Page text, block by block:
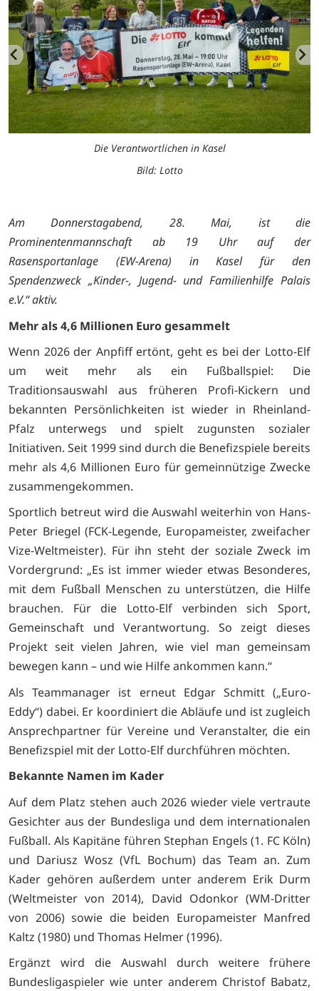
Die Verantwortlichen in Kasel
Bild: Lotto
Am Donnerstagabend, 28. Mai, ist die
Prominentenmannschaft ab 19 Uhr auf der
Rasensportanlage (EW-Arena) in Kasel für den
Spendenzweck „Kinder-, Jugend- und Familienhilfe Palais
e.V.“ aktiv.
Mehr als 4,6 Millionen Euro gesammelt
Wenn 2026 der Anpfiff ertönt, geht es bei der Lotto-Elf
um weit mehr als ein Fußballspiel: Die
Traditionsauswahl aus früheren Profi-Kickern und
bekannten Persönlichkeiten ist wieder in Rheinland-
Pfalz unterwegs und spielt zugunsten sozialer
Initiativen. Seit 1999 sind durch die Benefizspiele bereits
mehr als 4,6 Millionen Euro für gemeinnützige Zwecke
zusammengekommen.
Sportlich betreut wird die Auswahl weiterhin von Hans-
Peter Briegel (FCK-Legende, Europameister, zweifacher
Vize-Weltmeister). Für ihn steht der soziale Zweck im
Vordergrund: „Es ist immer wieder etwas Besonderes,
mit dem Fußball Menschen zu unterstützen, die Hilfe
brauchen. Für die Lotto-Elf verbinden sich Sport,
Gemeinschaft und Verantwortung. So zeigt dieses
Projekt seit vielen Jahren, wie viel man gemeinsam
bewegen kann – und wie Hilfe ankommen kann.“
Als Teammanager ist erneut Edgar Schmitt („Euro-
Eddy“) dabei. Er koordiniert die Abläufe und ist zugleich
Ansprechpartner für Vereine und Veranstalter, die ein
Benefizspiel mit der Lotto-Elf durchführen möchten.
Bekannte Namen im Kader
Auf dem Platz stehen auch 2026 wieder viele vertraute
Gesichter aus der Bundesliga und dem internationalen
Fußball. Als Kapitäne führen Stephan Engels (1. FC Köln)
und Dariusz Wosz (VfL Bochum) das Team an. Zum
Kader gehören außerdem unter anderem Erik Durm
(Weltmeister von 2014), David Odonkor (WM-Dritter
von 2006) sowie die beiden Europameister Manfred
Kaltz (1980) und Thomas Helmer (1996).
Ergänzt wird die Auswahl durch weitere frühere
Bundesligaspieler wie unter anderem Christof Babatz,